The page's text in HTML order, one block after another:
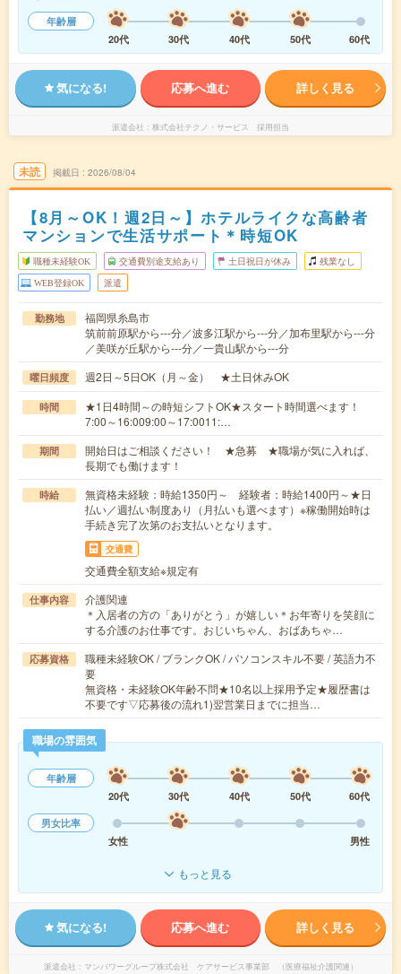
年齢層
20代
30代 40代 50代 60代
気になる! 応募へ進む 詳しく見る
派遣会社 株式会社テクノ・サービス 採用担当
未読 掲載日 2026/08/04
【8月～OK！週2日～】ホテルライクな高齢者
マンションで生活サポート＊時短OK
職種未経験OK 交通費別途支給あり 土日祝日が休み 残業なし
WEB登録OK 派遣
勤務地
福岡県糸島市
筑前前原駅から---分／波多江駅から---分／加布里駅から---分
／美咲が丘駅から---分／一貴山駅から---分
曜日頻度 週2日～5日OK（月～金） ★土日休みOK
時間
★1日4時間～の時短シフトOK★スタート時間選べます！
7:00～16:009:00～17:0011:…
期間
開始日はご相談ください！ ★急募 ★職場が気に入れば、
長期でも働けます！
時給
無資格未経験：時給1350円～ 経験者：時給1400円～★日
払い／週払い制度あり（月払いも選べます）※稼働開始時は
手続き完了次第のお支払いとなります。
交通費
交通費全額支給※規定有
仕事内容
介護関連
＊入居者の方の「ありがとう」が嬉しい＊お年寄りを笑顔に
する介護のお仕事です。おじいちゃん、おばあちゃ…
応募資格
職種未経験OK / ブランクOK / パソコンスキル不要 / 英語力不
要
無資格・未経験OK年齢不問★10名以上採用予定★履歴書は
不要です▽応募後の流れ1)翌営業日までに担当…
職場の雰囲気
年齢層
20代
30代 40代 50代
60代
男女比率
女性
男性
もっと見る
気になる! 応募へ進む 詳しく見る
派遣会社 マンパワーグループ株式会社 ケアサービス事業部 （医療福祉介護関連）